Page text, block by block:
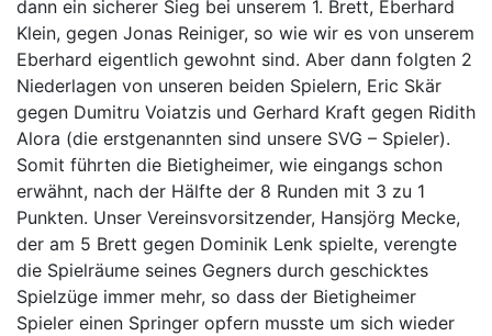
dann ein sicherer Sieg bei unserem 1. Brett, Eberhard
Klein, gegen Jonas Reiniger, so wie wir es von unserem
Eberhard eigentlich gewohnt sind. Aber dann folgten 2
Niederlagen von unseren beiden Spielern, Eric Skär
gegen Dumitru Voiatzis und Gerhard Kraft gegen Ridith
Alora (die erstgenannten sind unsere SVG – Spieler).
Somit führten die Bietigheimer, wie eingangs schon
erwähnt, nach der Hälfte der 8 Runden mit 3 zu 1
Punkten. Unser Vereinsvorsitzender, Hansjörg Mecke,
der am 5 Brett gegen Dominik Lenk spielte, verengte
die Spielräume seines Gegners durch geschicktes
Spielzüge immer mehr, so dass der Bietigheimer
Spieler einen Springer opfern musste um sich wieder